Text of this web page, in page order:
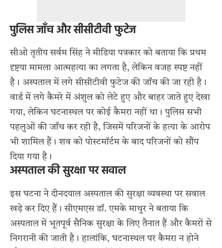
पुलिस जाँच और सीसीटीवी फुटेज
सीओ तृतीय सर्वम सिंह ने मीडिया पत्रकार को बताया कि प्रथम
दृष्टया मामला आत्महत्या का लगता है, लेकिन वजह स्पष्ट नहीं
है। अस्पताल में लगे सीसीटीवी फुटेज की जाँच की जा रही है।
वार्ड में लगे कैमरे में अंशुल को लेटे हुए और बाहर जाते हुए देखा
गया, लेकिन घटनास्थल पर कोई कैमरा नहीं था। पुलिस सभी
पहलुओं की जाँच कर रही है, जिसमें परिजनों के हत्या के आरोप
भी शामिल हैं। शव को पोस्टमॉर्टम के बाद परिजनों को सौंप
दिया गया है।
अस्पताल की सुरक्षा पर सवाल
इस घटना ने दीनदयाल अस्पताल की सुरक्षा व्यवस्था पर सवाल
खड़े कर दिए हैं। सीएमएस डॉ. एमके माथुर ने बताया कि
अस्पताल में भूतपूर्व सैनिक सुरक्षा के लिए तैनात हैं और कैमरों से
निगरानी की जाती है। हालांकि, घटनास्थल पर कैमरा न होने